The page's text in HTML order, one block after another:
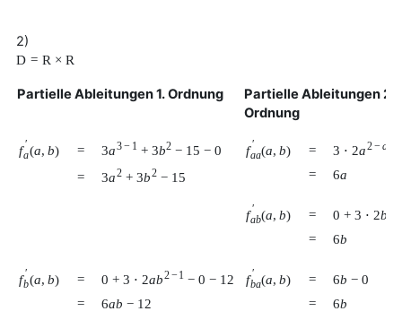
2)
D = R × R
Partielle Ableitungen 1. Ordnung
Partielle Ableitungen 2.
Ordnung
f ′
a(a, b) = 3a3− 1 + 3b2 − 15 − 0
=
3a2 + 3b2 − 15
f ′
aa(a, b) = 3 ⋅ 2a2−a
=
6a
f ′
ab(a, b) = 0 + 3 ⋅ 2b
= 6b
f ′
b(a, b) = 0 + 3 ⋅ 2ab2−1 − 0 − 12
=
6ab − 12
f ′
ba(a, b) = 6b − 0
=
6b